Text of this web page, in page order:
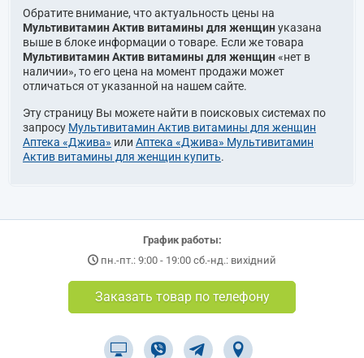
Обратите внимание, что актуальность цены на
Мультивитамин Актив витамины для женщинуказана
выше в блоке информации о товаре. Если же товара
Мультивитамин Актив витамины для женщин«нет в
наличии», то его цена на момент продажи может
отличаться от указанной на нашем сайте.
Эту страницу Вы можете найти в поисковых системах по
запросу Мультивитамин Актив витамины для женщин
Аптека «Джива» или Аптека «Джива» Мультивитамин
Актив витамины для женщин купить.
График работы:
пн.-пт.: 9:00 - 19:00 сб.-нд.: вихідний
Заказать товар по телефону